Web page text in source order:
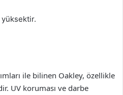
yüksektir.
ile bilinen Oakley, özellikle
UV koruması ve darbe